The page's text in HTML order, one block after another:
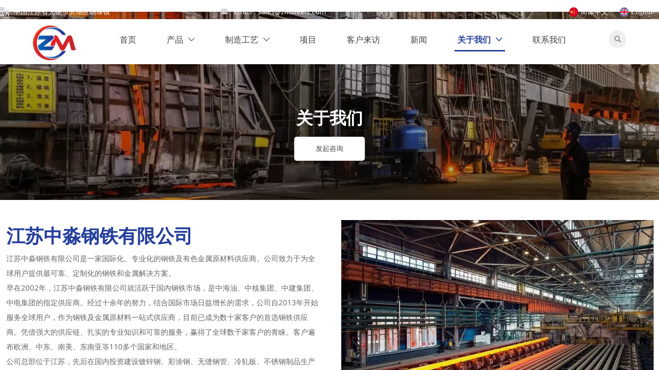
 中国江苏省无锡市滨湖区胡埭镇  Email : sales@zmsteels.com 简体中文 English
首页 产品  制造工艺  项目 客户来访 新闻 关于我们  联系我们 
关于我们
发起咨询
江苏中淼钢铁有限公司
江苏中淼钢铁有限公司是一家国际化、专业化的钢铁及有色金属原材料供应商。公司致力于为全
球用户提供最可靠、定制化的钢铁和金属解决方案。
早在2002年，江苏中淼钢铁有限公司就活跃于国内钢铁市场，是中海油、中核集团、中建集团、
中电集团的指定供应商。经过十余年的努力，结合国际市场日益增长的需求，公司自2013年开始
服务全球用户，作为钢铁及金属原材料一站式供应商，目前已成为数十家客户的首选钢铁供应
商。凭借强大的供应链、扎实的专业知识和可靠的服务，赢得了全球数千家客户的青睐。客户遍
布欧洲、中东、南美、东南亚等110多个国家和地区。
公司总部位于江苏，先后在国内投资建设镀锌钢、彩涂钢、无缝钢管、冷轧板、不锈钢制品生产